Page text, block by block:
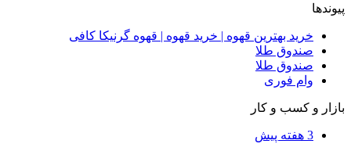
پیوندها
خرید بهترین قهوه | خرید قهوه | قهوه گرنیکا کافی
صندوق طلا
صندوق طلا
وام فوری
بازار و کسب و کار
3 هفته پیش